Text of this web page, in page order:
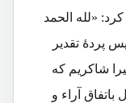
«لله الحمد
پردۀ تقدیر
شاکریم که
آراء و